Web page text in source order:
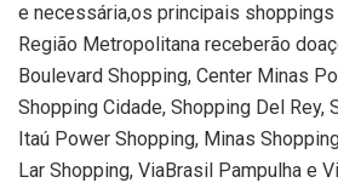
e necessária,os principais
Região Metropolitana receberão
Boulevard Shopping, Center Minas
Shopping Cidade, Shopping Del Rey,
Itaú Power Shopping, Minas
Lar Shopping, ViaBrasil Pampulha e